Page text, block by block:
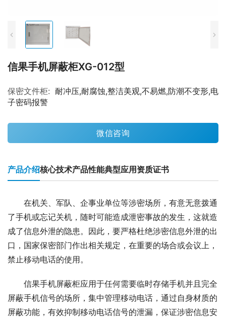
信果手机屏蔽柜XG-012型
保密文件柜: 耐冲压,耐腐蚀,整洁美观,不易燃,防潮不变形,电
子密码报警
微信咨询
产品介绍核心技术产品性能典型应用 资质证书
在机关、军队、企事业单位等涉密场所，有意无意拨通
了手机或忘记关机，随时可能造成泄密事故的发生，这就造
成了信息外泄的隐患。因此，要严格杜绝涉密信息外泄的出
口，国家保密部门作出相关规定，在重要的场合或会议上，
禁止移动电话的使用。
信果手机屏蔽柜应用于任何需要临时存储手机并且完全
屏蔽手机信号的场所，集中管理移动电话，通过自身材质的
屏蔽功能，有效抑制移动电话信号的泄漏，保证涉密信息安